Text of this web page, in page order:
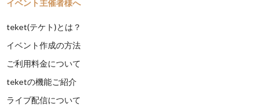
イベント主催者様へ
teket(テケト)とは？
イベント作成の方法
ご利用料金について
teketの機能ご紹介
ライブ配信について